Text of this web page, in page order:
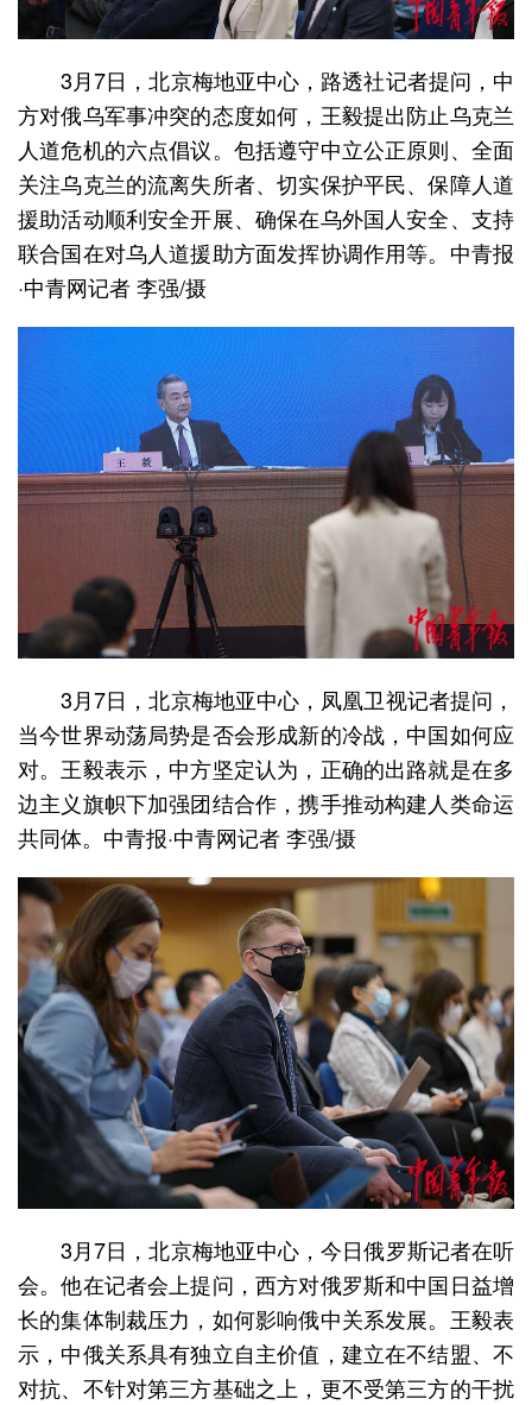
3月7日，北京梅地亚中心，路透社记者提问，中
方对俄乌军事冲突的态度如何，王毅提出防止乌克兰
人道危机的六点倡议。包括遵守中立公正原则、全面
关注乌克兰的流离失所者、切实保护平民、保障人道
援助活动顺利安全开展、确保在乌外国人安全、支持
联合国在对乌人道援助方面发挥协调作用等。中青报
·中青网记者 李强/摄
3月7日，北京梅地亚中心，凤凰卫视记者提问，
当今世界动荡局势是否会形成新的冷战，中国如何应
对。王毅表示，中方坚定认为，正确的出路就是在多
边主义旗帜下加强团结合作，携手推动构建人类命运
共同体。中青报·中青网记者 李强/摄
3月7日，北京梅地亚中心，今日俄罗斯记者在听
会。他在记者会上提问，西方对俄罗斯和中国日益增
长的集体制裁压力，如何影响俄中关系发展。王毅表
示，中俄关系具有独立自主价值，建立在不结盟、不
对抗、不针对第三方基础之上，更不受第三方的干扰